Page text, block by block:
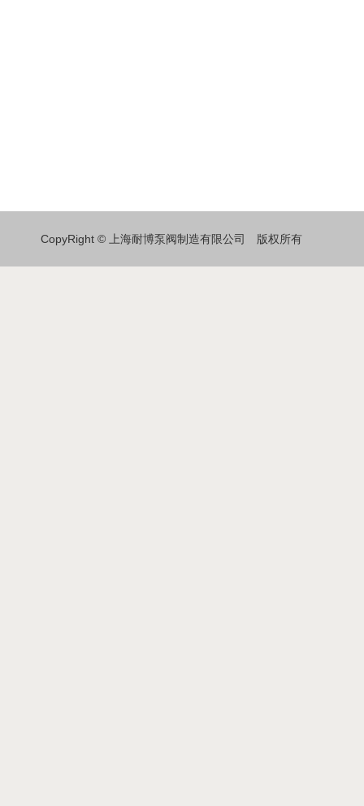
CopyRight © 上海耐博泵阀制造有限公司 版权所有